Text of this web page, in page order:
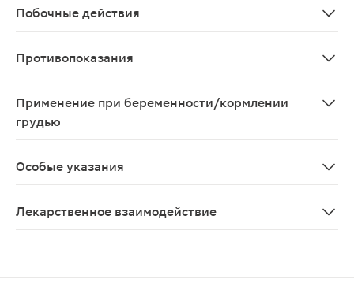
Побочные действия
Противопоказания
Применение при беременности/кормлении
грудью
Особые указания
Лекарственное взаимодействие